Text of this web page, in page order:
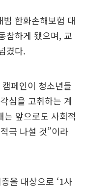
한화손해보험 대
참하게 됐으며, 교
겼다.
페인이 청소년들
심을 고취하는 계
는 앞으로도 사회적
극 나설 것”이라
을 대상으로 ‘1사